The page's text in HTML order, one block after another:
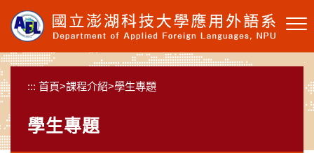
要
內
容
塊
::: 首頁>課程介紹>學生專題
學生專題